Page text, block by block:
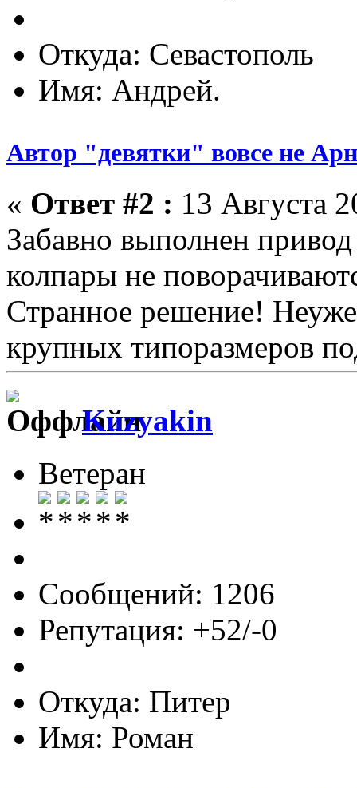
Откуда: Севастополь
Имя: Андрей.
Автор "девятки" вовсе не
« Ответ #2 : 13 Августа
Забавно выполнен
колпары не
Странное решение!
крупных типоразмеров
Kuzyakin
Ветеран
Сообщений: 1206
Репутация: +52/-0
Откуда: Питер
Имя: Роман